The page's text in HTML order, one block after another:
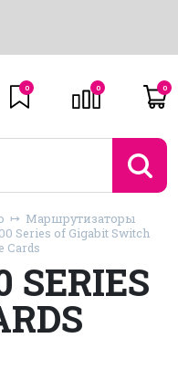
0 0 0
Маршрутизаторы
Series of Gigabit Switch
Cards
SERIES